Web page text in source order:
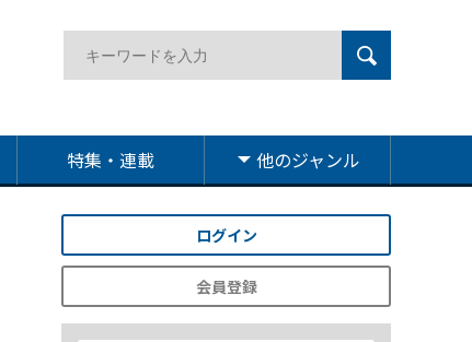
特集・連載 他のジャンル
ログイン
会員登録